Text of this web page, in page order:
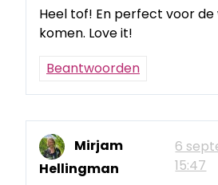
Heel tof! En perfect voor
komen. Love it!
Beantwoorden
Mirjam
Hellingman
6
15:47